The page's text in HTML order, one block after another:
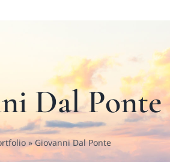
Dal Ponte
»Giovanni Dal Ponte